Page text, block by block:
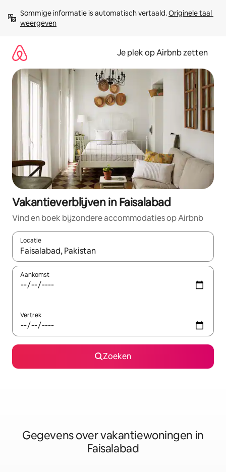
direct
naar
Sommige informatie is automatisch vertaald. Originele taal
weergeven
Je plek op Airbnb zetten
Vakantieverblijven in Faisalabad
Vind en boek bijzondere accommodaties op Airbnb
Locatie
Wanneer er resultaten beschikbaar zijn, maak je een keuze
Aankomst
Vertrek
Zoeken
Gegevens over vakantiewoningen in
Faisalabad